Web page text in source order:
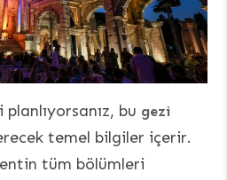
bu gezi
temel bilgiler içerir.
tüm bölümleri